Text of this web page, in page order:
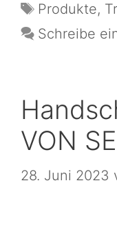
Produkte,
Schreibe
VON
28. Juni 2023